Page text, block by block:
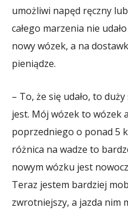
umożliwi napęd ręczny
całego marzenia nie
nowy wózek, a na
pieniądze.
– To, że się udało, to
jest. Mój wózek to wózek
poprzedniego o ponad 5
różnica na wadze to
nowym wózku jest
Teraz jestem bardziej
zwrotniejszy, a jazda nim